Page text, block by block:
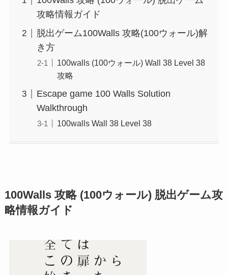
攻略情報ガイド
脱出ゲーム100Walls 攻略(100ウォール)解
き方
100walls (100ウォール) Wall 38 Level 38
攻略
Escape game 100 Walls Solution
Walkthrough
100walls Wall 38 Level 38
100Walls 攻略 (100ウォール) 脱出ゲーム攻
略情報ガイド